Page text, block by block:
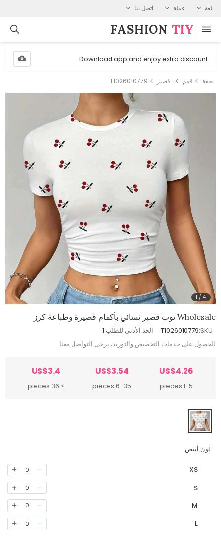
لغة عملة اتصل بنا
FASHION⁠ TIY
Download app and enjoy extra discount
نحفة قمم · قصير T1026010779
1 /4
Wholesale توب قصير نسائي بأكمام قصيرة وطباعة كرز
SKU:
T1026010779 الحد الأدنى للطلب:1
للحصول على خدمات التخصيص والتوريد، يرجى التواصل معنا
US$4.26
1-5 pieces
US$3.54
6-35 pieces
US$3.4
≥ 36 pieces
لون:أبيض
XS
0
S
0
M
0
L
0